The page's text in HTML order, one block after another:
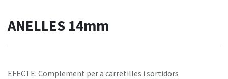
ANELLES 14mm
EFECTE: Complement per a carretilles i sortidors